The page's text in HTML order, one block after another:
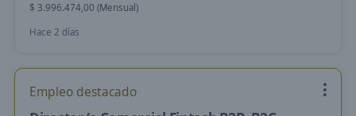
$ 3.996.474,00 (Mensual)
Hace 2 días
Empleo destacado